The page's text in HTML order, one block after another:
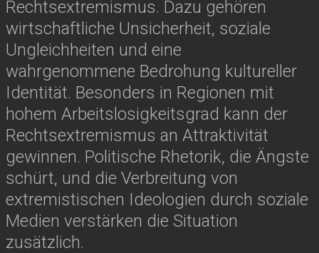
Rechtsextremismus. Dazu gehören
wirtschaftliche Unsicherheit, soziale
Ungleichheiten und eine
wahrgenommene Bedrohung kultureller
Identität. Besonders in Regionen mit
hohem Arbeitslosigkeitsgrad kann der
Rechtsextremismus an Attraktivität
gewinnen. Politische Rhetorik, die Ängste
schürt, und die Verbreitung von
extremistischen Ideologien durch soziale
Medien verstärken die Situation
zusätzlich.